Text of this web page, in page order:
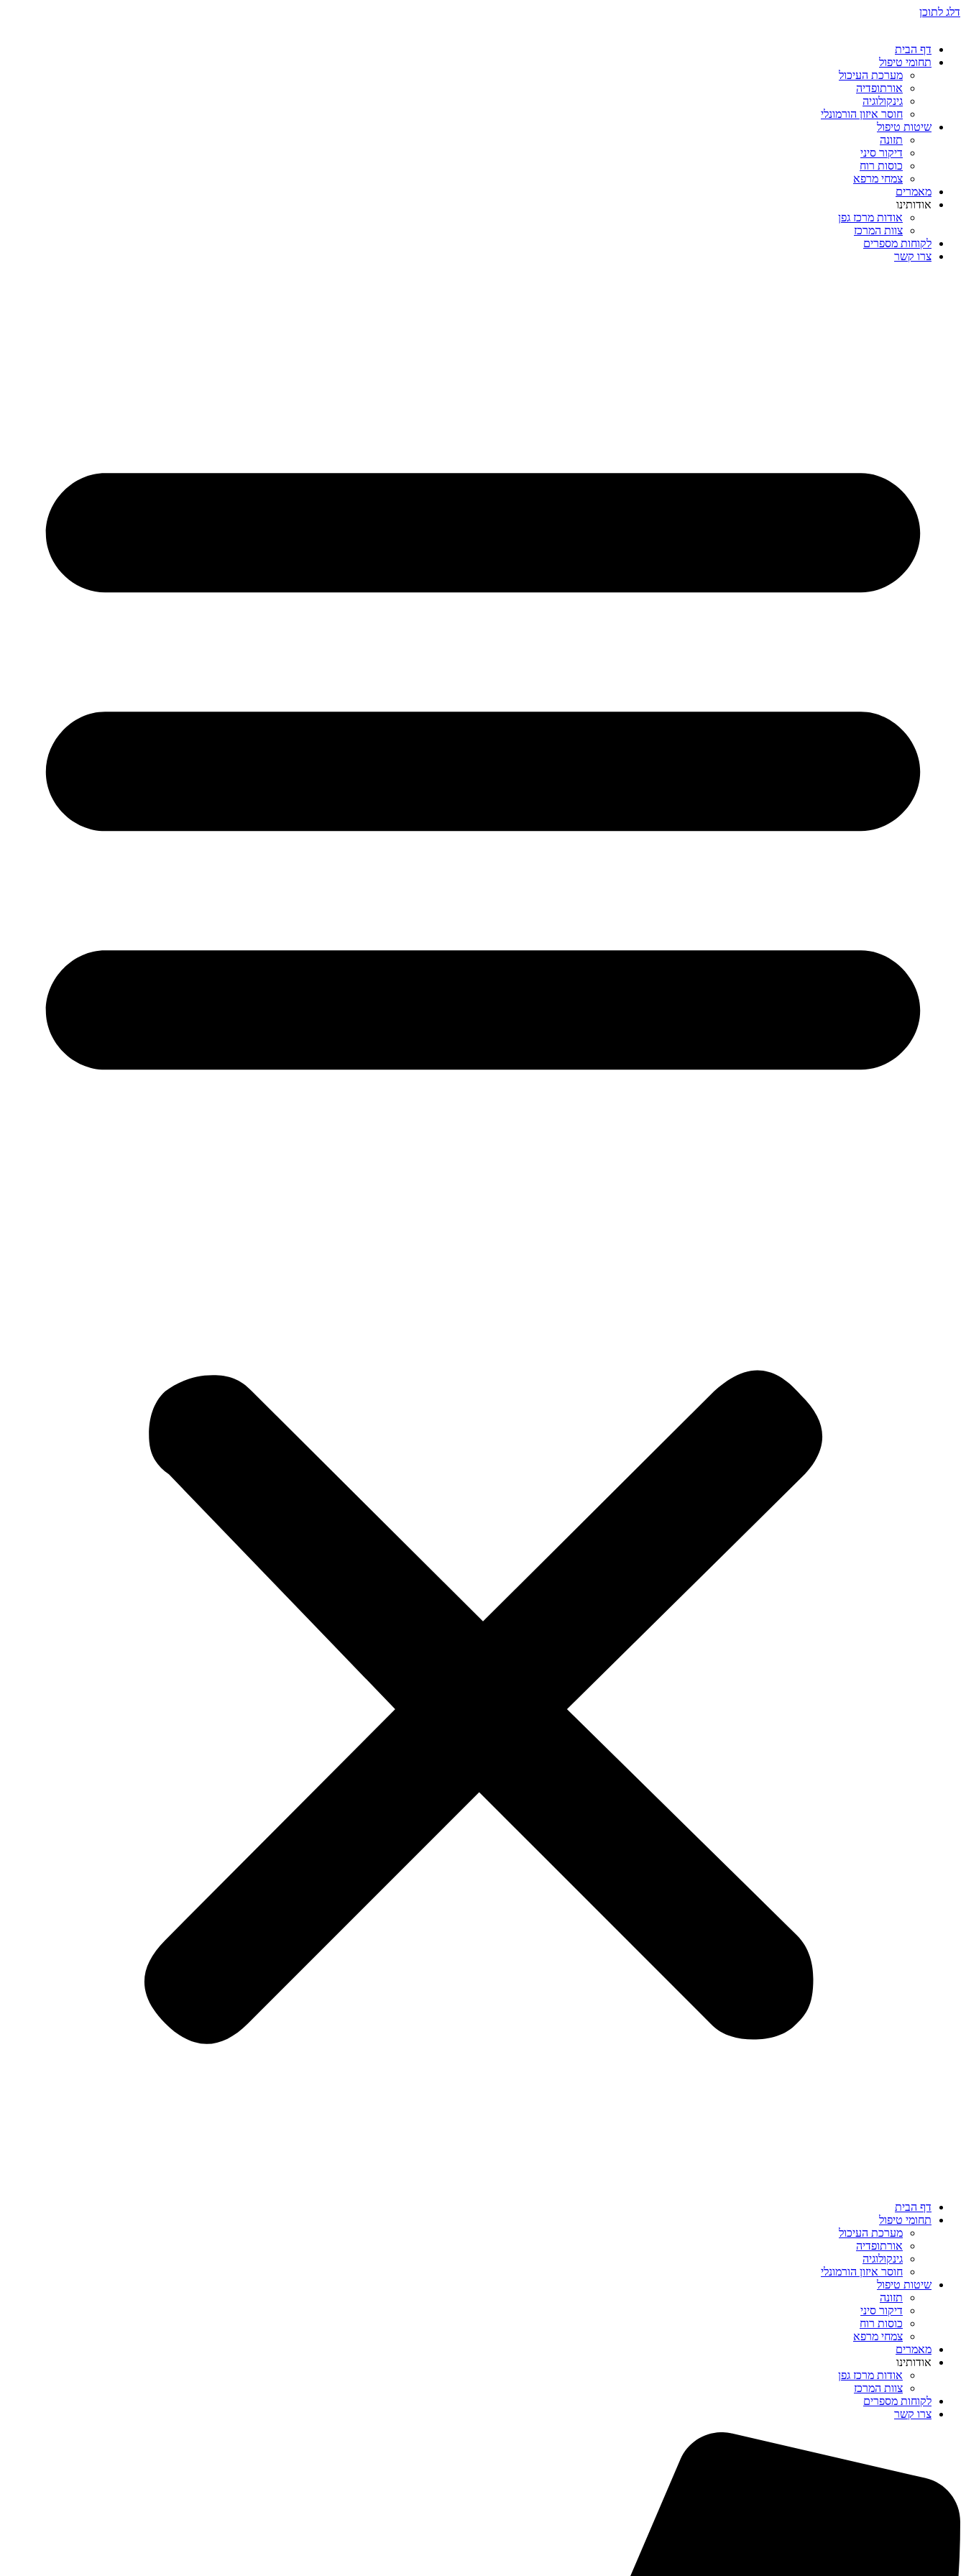
דלג לתוכן
דף הבית
תחומי טיפול
מערכת העיכול
אורתופדיה
גינקולוגיה
חוסר איזון הורמונלי
שיטות טיפול
תזונה
דיקור סיני
כוסות רוח
צמחי מרפא
מאמרים
אודותינו
אודות מרכז גפן
צוות המרכז
לקוחות מספרים
צרו קשר
דף הבית
תחומי טיפול
מערכת העיכול
אורתופדיה
גינקולוגיה
חוסר איזון הורמונלי
שיטות טיפול
תזונה
דיקור סיני
כוסות רוח
צמחי מרפא
מאמרים
אודותינו
אודות מרכז גפן
צוות המרכז
לקוחות מספרים
צרו קשר